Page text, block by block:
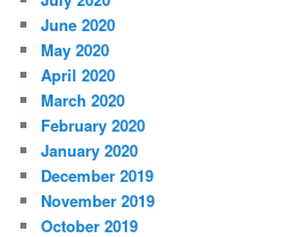
June 2020
May 2020
April 2020
March 2020
February 2020
January 2020
December 2019
November 2019
October 2019